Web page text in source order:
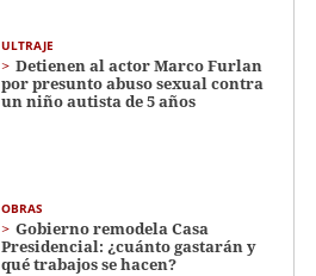
ULTRAJE
Detienen al actor Marco Furlan
por presunto abuso sexual contra
un niño autista de 5 años
OBRAS
Gobierno remodela Casa
Presidencial: ¿cuánto gastarán y
qué trabajos se hacen?